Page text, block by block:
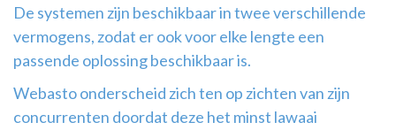
De systemen zijn beschikbaar in twee verschillende
vermogens, zodat er ook voor elke lengte een
passende oplossing beschikbaar is.
Webasto onderscheid zich ten op zichten van zijn
concurrenten doordat deze het minst lawaai